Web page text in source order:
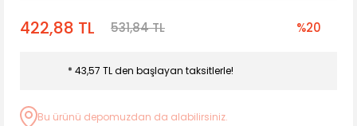
422,88 TL 531,84 TL %20
* 43,57 TL den başlayan taksitlerle!
Bu ürünü depomuzdan da alabilirsiniz.